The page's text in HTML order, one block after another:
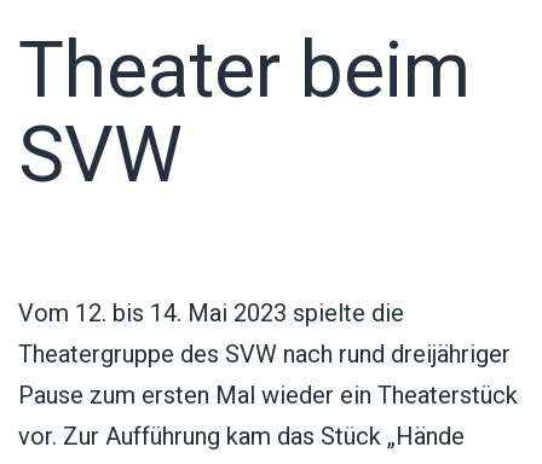
Theater beim
SVW
Vom 12. bis 14. Mai 2023 spielte die
Theatergruppe des SVW nach rund dreijähriger
Pause zum ersten Mal wieder ein Theaterstück
vor. Zur Aufführung kam das Stück „Hände